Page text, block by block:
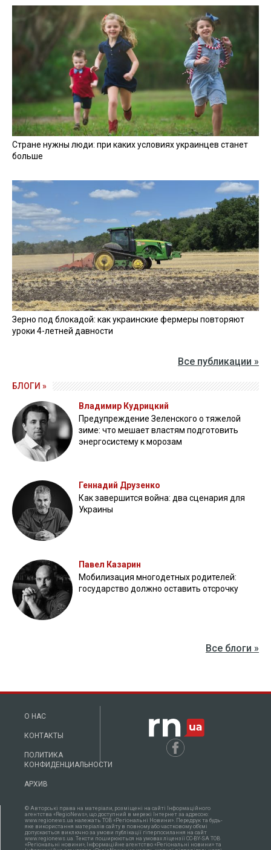
Стране нужны люди: при каких условиях украинцев станет
больше
Зерно под блокадой: как украинские фермеры повторяют
уроки 4-летней давности
Все публикации »
БЛОГИ »
Владимир Кудрицкий
Предупреждение Зеленского о тяжелой
зиме: что мешает властям подготовить
энергосистему к морозам
Геннадий Друзенко
Как завершится война: два сценария для
Украины
Павел Казарин
Мобилизация многодетных родителей:
государство должно оставить отсрочку
Все блоги »
О НАС
КОНТАКТЫ
ПОЛИТИКА
КОНФИДЕНЦИАЛЬНОСТИ
АРХИВ
© Авторські права на матеріали, розміщені на сайті Інформаційного
агентства «RegioNews», що доступний в мережі Інтернет за адресою:
www.regionews.ua належать ТОВ «Регіональні Новини». Передрук та будь-
яке використання матеріалів сайту в повному або частковому об'ємі
допускається виключно за умови публікації гіперпосилання на сайт
www.regionews.ua. Тексти поширюються нa умовах ліцензії CC-BY-SA ТОВ
«Регіональні новини», Інформаційне агентство «Регіональні новини» та